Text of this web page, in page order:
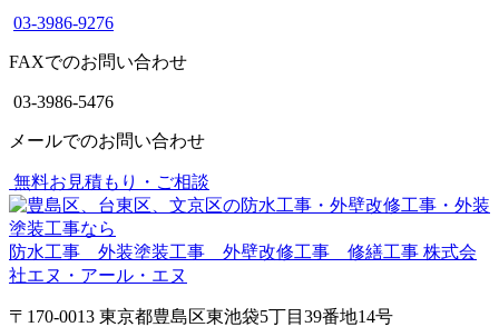
03-3986-9276
FAXでのお問い合わせ
03-3986-5476
メールでのお問い合わせ
無料お見積もり・ご相談
防水工事 外装塗装工事 外壁改修工事 修繕工事 株式会
社エヌ・アール・エヌ
〒170-0013 東京都豊島区東池袋5丁目39番地14号